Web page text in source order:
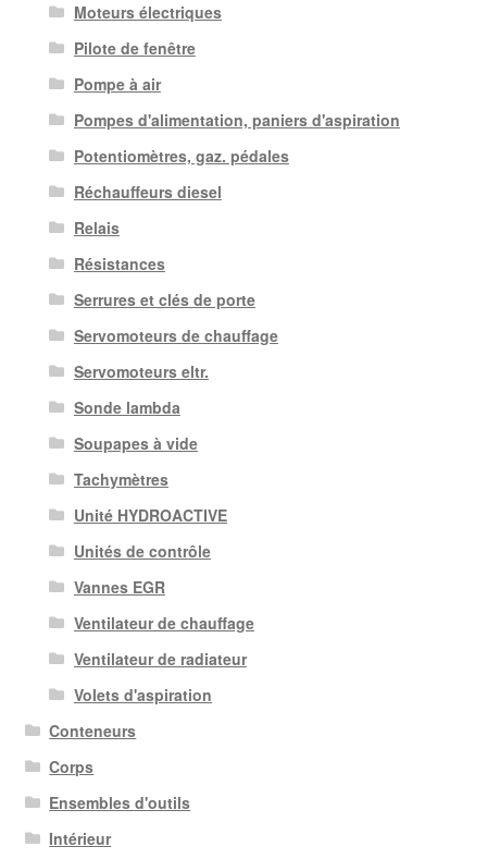
Moteurs électriques
Pilote de fenêtre
Pompe à air
Pompes d'alimentation, paniers d'aspiration
Potentiomètres, gaz. pédales
Réchauffeurs diesel
Relais
Résistances
Serrures et clés de porte
Servomoteurs de chauffage
Servomoteurs eltr.
Sonde lambda
Soupapes à vide
Tachymètres
Unité HYDROACTIVE
Unités de contrôle
Vannes EGR
Ventilateur de chauffage
Ventilateur de radiateur
Volets d'aspiration
Conteneurs
Corps
Ensembles d'outils
Intérieur